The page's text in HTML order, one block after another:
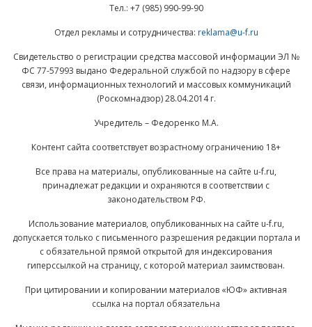
Тел.: +7 (985) 990-99-90
Отдел рекламы и сотрудничества: reklama@u-f.ru
Свидетельство о регистрации средства массовой информации ЭЛ №
ФС 77-57993 выдано Федеральной службой по надзору в сфере
связи, информационных технологий и массовых коммуникаций
(Роскомнадзор) 28.04.2014 г.
Учредитель – Федоренко М.А.
Контент сайта соответствует возрастному ограничению 18+
Все права на материалы, опубликованные на сайте u-f.ru,
принадлежат редакции и охраняются в соответствии с
законодательством РФ.
Использование материалов, опубликованных на сайте u-f.ru,
допускается только с письменного разрешения редакции портала и
с обязательной прямой открытой для индексирования
гиперссылкой на страницу, с которой материал заимствован.
При цитировании и копировании материалов «ЮФ» активная
ссылка на портал обязательна